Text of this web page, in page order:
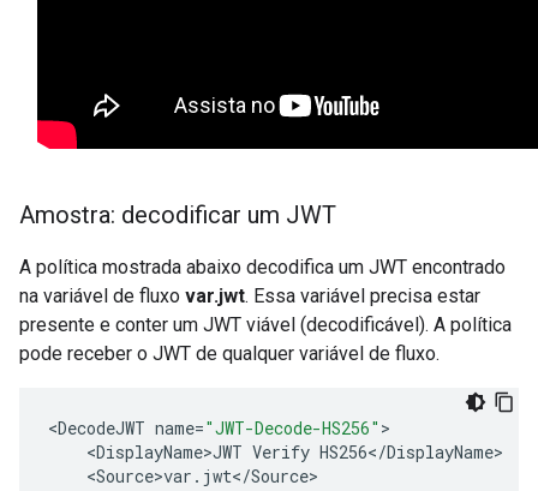
Amostra: decodificar um JWT
A política mostrada abaixo decodifica um JWT encontrado
na variável de fluxo var.jwt. Essa variável precisa estar
presente e conter um JWT viável (decodificável). A política
pode receber o JWT de qualquer variável de fluxo.
<DecodeJWT name="JWT-Decode-HS256"
<DisplayName>JWT Verify HS256</DisplayName
<Source>var . jwt</Source>